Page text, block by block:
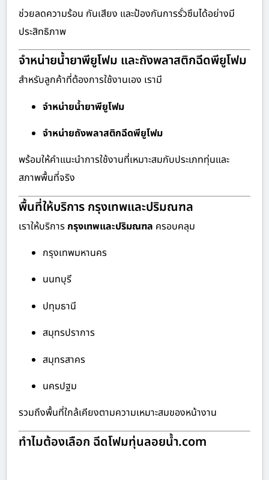
ช่วยลดความร้อน กันเสียง และป้องกันการรั่วซึมได้อย่างมี
ประสิทธิภาพ
จำหน่ายน้ำยาพียูโฟม และถังพลาสติกฉีดพียูโฟม
สำหรับลูกค้าที่ต้องการใช้งานเอง เรามี
จำหน่ายน้ำยาพียูโฟม
จำหน่ายถังพลาสติกฉีดพียูโฟม
พร้อมให้คำแนะนำการใช้งานที่เหมาะสมกับประเภททุ่นและ
สภาพพื้นที่จริง
พื้นที่ให้บริการ กรุงเทพและปริมณฑล
เราให้บริการ กรุงเทพและปริมณฑล ครอบคลุม
กรุงเทพมหานคร
นนทบุรี
ปทุมธานี
สมุทรปราการ
สมุทรสาคร
นครปฐม
รวมถึงพื้นที่ใกล้เคียงตามความเหมาะสมของหน้างาน
ทำไมต้องเลือก ฉีดโฟมทุ่นลอยน้ำ.com